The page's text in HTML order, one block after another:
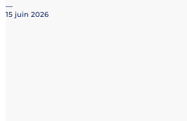
—
15 juin 2026